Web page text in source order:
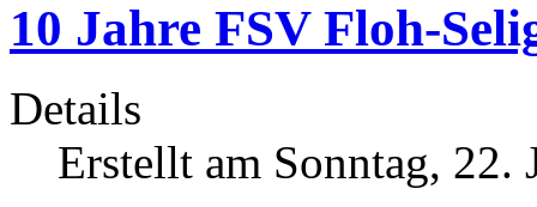
10 Jahre FSV Floh-
Details
Erstellt am Sonntag, 22.